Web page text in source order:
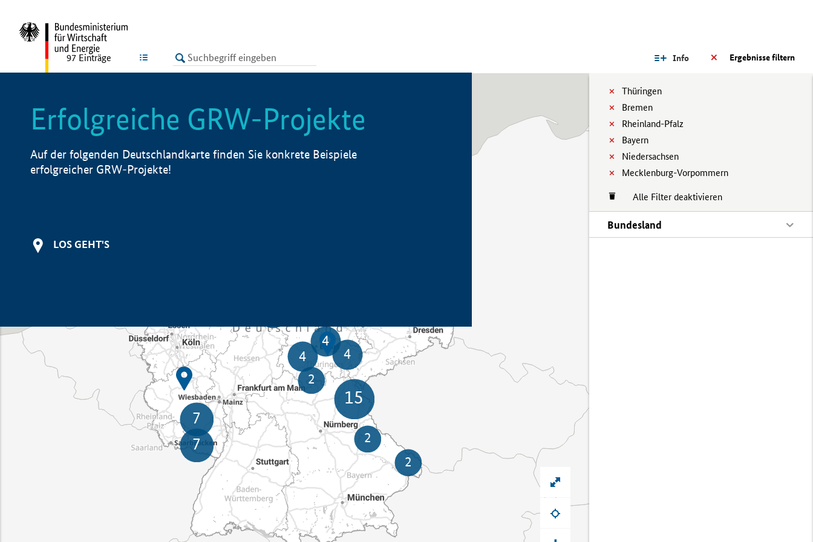
LISTE Ergebnisse filtern
Info
Thüringen
Bremen
Rheinland-Pfalz
Bayern
Niedersachsen
Mecklenburg-Vorpommern
Alle Filter deaktivieren
Bundesland
97 Einträge
Erfolgreiche GRW-Projekte
Auf der folgenden Deutschlandkarte finden Sie konkrete Beispiele
erfolgreicher GRW-Projekte!
LOS GEHT'S